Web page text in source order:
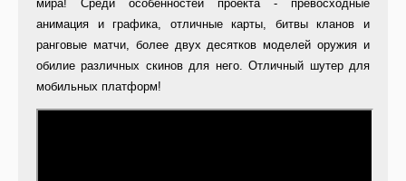
мира! Среди особенностей проекта - превосходные
анимация и графика, отличные карты, битвы кланов и
ранговые матчи, более двух десятков моделей оружия и
обилие различных скинов для него. Отличный шутер для
мобильных платформ!